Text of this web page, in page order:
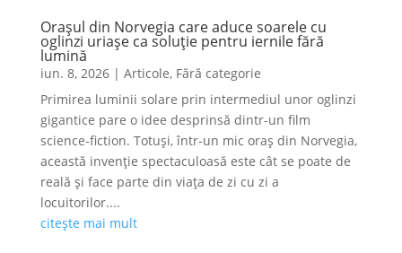
Orașul din Norvegia care aduce soarele cu
oglinzi uriașe ca soluție pentru iernile fără
lumină
iun. 8, 2026| Articole, Fără categorie
Primirea luminii solare prin intermediul unor oglinzi
gigantice pare o idee desprinsă dintr-un film
science-fiction. Totuși, într-un mic oraș din Norvegia,
această invenție spectaculoasă este cât se poate de
reală și face parte din viața de zi cu zi a
locuitorilor....
citește mai mult